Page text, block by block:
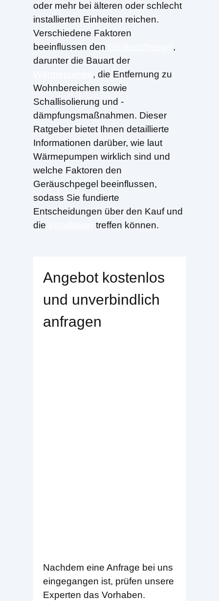
oder mehr bei älteren oder schlecht
installierten Einheiten reichen.
Verschiedene Faktoren
beeinflussen den
,
darunter die Bauart der
, die Entfernung zu
Wohnbereichen sowie
Schallisolierung und -
dämpfungsmaßnahmen. Dieser
Ratgeber bietet Ihnen detaillierte
Informationen darüber, wie laut
Wärmepumpen wirklich sind und
welche Faktoren den
Geräuschpegel beeinflussen,
sodass Sie fundierte
Entscheidungen über den Kauf und
die
treffen können.
Angebot kostenlos
und unverbindlich
anfragen
Nachdem eine Anfrage bei uns
eingegangen ist, prüfen unsere
Experten das Vorhaben.